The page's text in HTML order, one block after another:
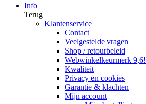
Info
Terug
Klantenservice
Contact
Veelgestelde vragen
Shop / retourbeleid
Webwinkelkeurmerk 9,6!
Kwaliteit
Privacy en cookies
Garantie & klachten
Mijn account